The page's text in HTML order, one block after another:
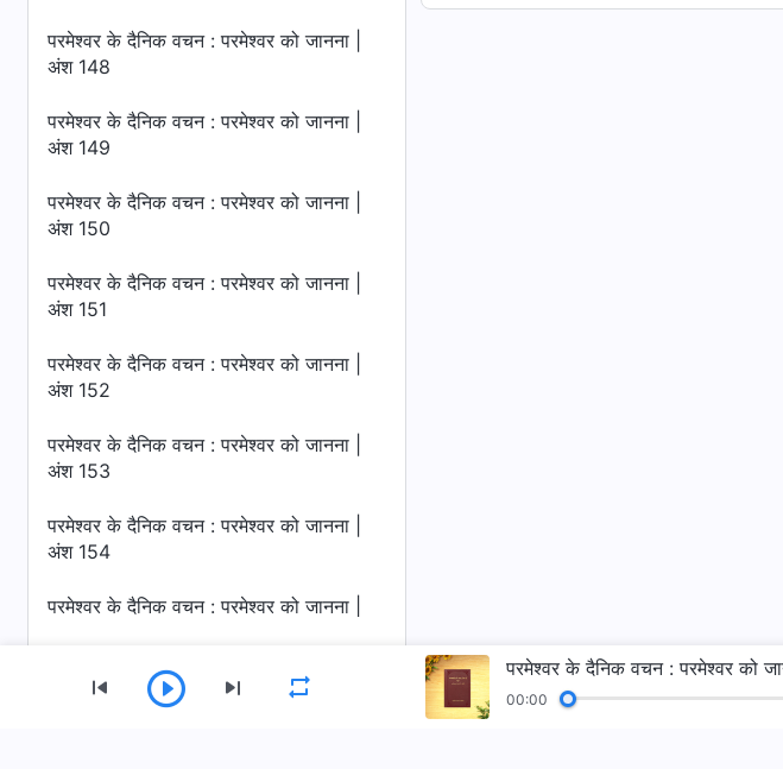
परमेश्वर के दैनिक वचन : परमेश्वर को जानना |
अंश 148
परमेश्वर के दैनिक वचन : परमेश्वर को जानना |
अंश 149
परमेश्वर के दैनिक वचन : परमेश्वर को जानना |
अंश 150
परमेश्वर के दैनिक वचन : परमेश्वर को जानना |
अंश 151
परमेश्वर के दैनिक वचन : परमेश्वर को जानना |
अंश 152
परमेश्वर के दैनिक वचन : परमेश्वर को जानना |
अंश 153
परमेश्वर के दैनिक वचन : परमेश्वर को जानना |
अंश 154
परमेश्वर के दैनिक वचन : परमेश्वर को जानना |
परमेश्वर के दैनिक वचन : परमेश्वर को जानना |
परमेश्वर के दैनिक वचन : परमेश्वर को
00:00